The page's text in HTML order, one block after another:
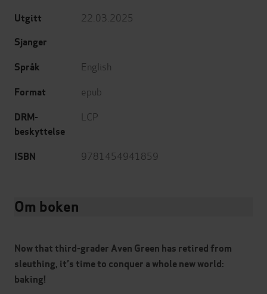
Utgitt 22.03.2025
Sjanger
Språk
English
Format epub
DRM-
beskyttelse
LCP
ISBN 9781454941859
Om boken
Now that third-grader Aven Green has retired from
sleuthing, it’s time to conquer a whole new world:
baking!